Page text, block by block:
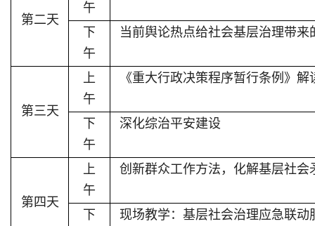
第二天
午
下
午
当前舆论热点给社会基层治理带来
第三天
上
午
《重大行政决策程序暂行条例》解
下
午
深化综治平安建设
第四天
上
午
创新群众工作方法，化解基层社会
下
现场教学：基层社会治理应急联动